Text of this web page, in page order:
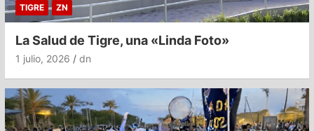
TIGRE ZN
La Salud de Tigre, una «Linda Foto»
1 julio, 2026 dn